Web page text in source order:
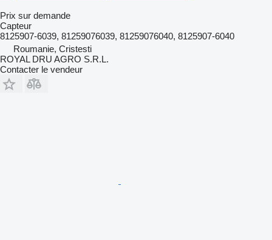
Prix sur demande
Capteur
8125907-6039, 81259076039, 81259076040, 8125907-6040
Roumanie, Cristesti
ROYAL DRU AGRO S.R.L.
Contacter le vendeur